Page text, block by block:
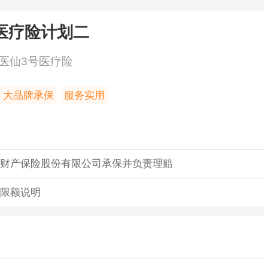
疗险计划二
仙3号医疗险
大品牌承保 服务实用
产保险股份有限公司承保并负责理赔
额说明